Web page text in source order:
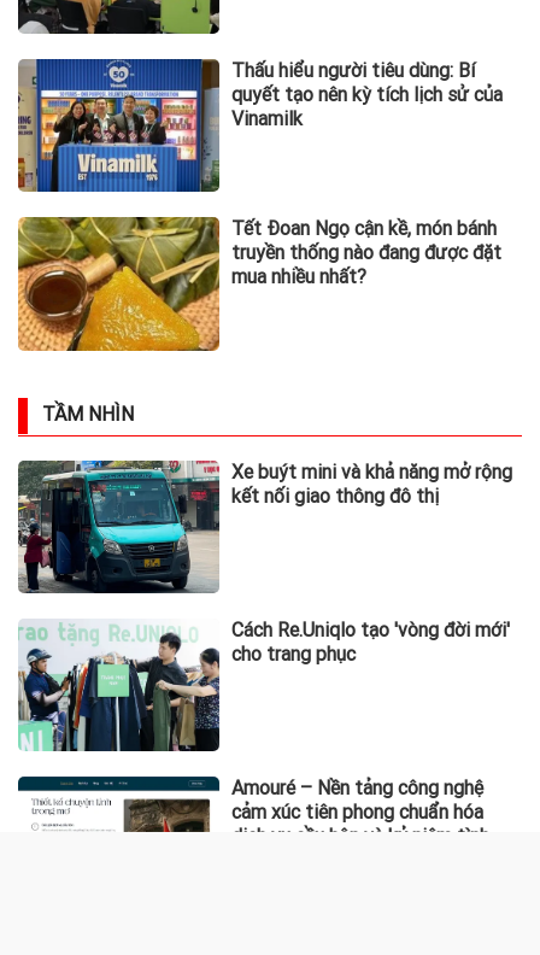
Thấu hiểu người tiêu dùng: Bí
quyết tạo nên kỳ tích lịch sử của
Vinamilk
Tết Đoan Ngọ cận kề, món bánh
truyền thống nào đang được đặt
mua nhiều nhất?
TẦM NHÌN
Xe buýt mini và khả năng mở rộng
kết nối giao thông đô thị
Cách Re.Uniqlo tạo 'vòng đời mới'
cho trang phục
Amouré – Nền tảng công nghệ
cảm xúc tiên phong chuẩn hóa
dịch vụ cầu hôn và kỷ niệm tình